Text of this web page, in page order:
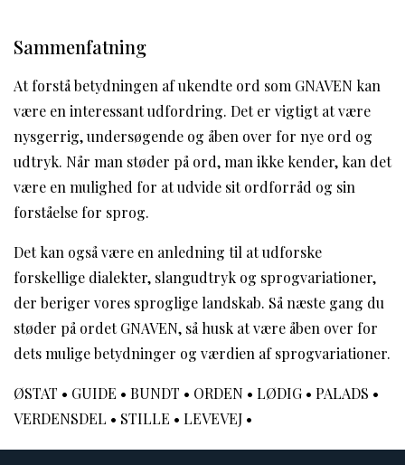
Sammenfatning
At forstå betydningen af ukendte ord som GNAVEN kan
være en interessant udfordring. Det er vigtigt at være
nysgerrig, undersøgende og åben over for nye ord og
udtryk. Når man støder på ord, man ikke kender, kan det
være en mulighed for at udvide sit ordforråd og sin
forståelse for sprog.
Det kan også være en anledning til at udforske
forskellige dialekter, slangudtryk og sprogvariationer,
der beriger vores sproglige landskab. Så næste gang du
støder på ordet GNAVEN, så husk at være åben over for
dets mulige betydninger og værdien af sprogvariationer.
ØSTAT • GUIDE • BUNDT • ORDEN • LØDIG • PALADS •
VERDENSDEL • STILLE • LEVEVEJ •